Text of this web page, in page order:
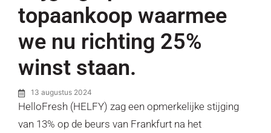
topaankoop waarmee
we nu richting 25%
winst staan.
13 augustus 2024
HelloFresh (HELFY) zag een opmerkelijke stijging
van 13% op de beurs van Frankfurt na het